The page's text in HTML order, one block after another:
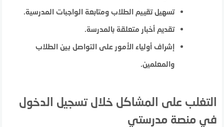
تسهيل تقييم الطلاب ومتابعة الواجبات المدرسية.
تقديم أخبار متعلقة بالمدرسة.
إشراف أولياء الأمور على التواصل بين الطلاب
والمعلمين.
التغلب على المشاكل خلال تسجيل الدخول
في منصة مدرستي